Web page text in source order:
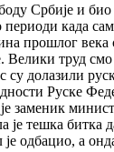
Србије и
када
прошлог
Велики труд
су долазили
Руске
заменик
је тешка битка
одбацио, а